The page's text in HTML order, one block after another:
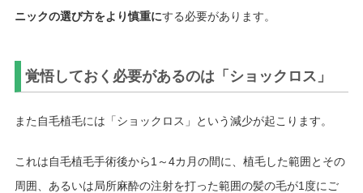
ニックの選び方をより慎重にする必要があります。
覚悟しておく必要があるのは「ショックロス」
また自毛植毛には「ショックロス」という減少が起こります。
これは自毛植毛手術後から1～4カ月の間に、植毛した範囲とその
周囲、あるいは局所麻酔の注射を打った範囲の髪の毛が1度にご